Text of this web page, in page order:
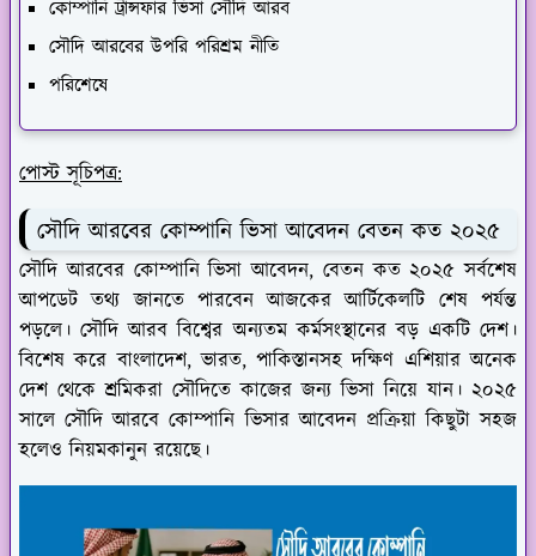
কোম্পানি ট্রান্সফার ভিসা সৌদি আরব
সৌদি আরবের উপরি পরিশ্রম নীতি
পরিশেষে
পোস্ট সূচিপত্র:
সৌদি আরবের কোম্পানি ভিসা আবেদন বেতন কত ২০২৫
সৌদি আরবের কোম্পানি ভিসা আবেদন, বেতন কত ২০২৫ সর্বশেষ
আপডেট তথ্য জানতে পারবেন আজকের আর্টিকেলটি শেষ পর্যন্ত
পড়লে। সৌদি আরব বিশ্বের অন্যতম কর্মসংস্থানের বড় একটি দেশ।
বিশেষ করে বাংলাদেশ, ভারত, পাকিস্তানসহ দক্ষিণ এশিয়ার অনেক
দেশ থেকে শ্রমিকরা সৌদিতে কাজের জন্য ভিসা নিয়ে যান। ২০২৫
সালে সৌদি আরবে কোম্পানি ভিসার আবেদন প্রক্রিয়া কিছুটা সহজ
হলেও নিয়মকানুন রয়েছে।